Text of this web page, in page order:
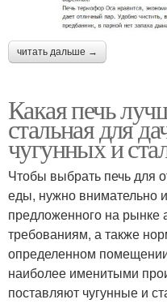
читать дальше →
Какая печь
стальная для
чугунных и
Чтобы выбрать печь для
еды, нужно внимательно
предложенного на рынке
требованиям, а также
определенном
наиболее именитыми
поставляют чугунные и